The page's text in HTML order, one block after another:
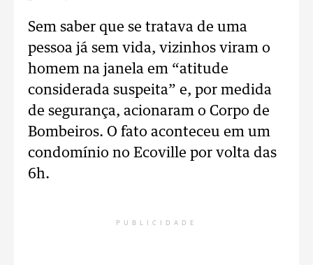
Sem saber que se tratava de uma
pessoa já sem vida, vizinhos viram o
homem na janela em “atitude
considerada suspeita” e, por medida
de segurança, acionaram o Corpo de
Bombeiros. O fato aconteceu em um
condomínio no Ecoville por volta das
6h.
PUBLICIDADE